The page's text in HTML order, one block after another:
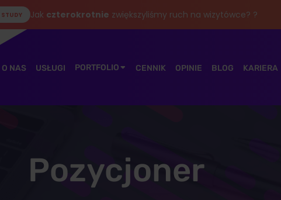
STUDY Jak czterokrotnie zwiększyliśmy ruch na wizytówce? ?
O NAS USŁUGI PORTFOLIO CENNIK OPINIE BLOG KARIERA
Pozycjoner